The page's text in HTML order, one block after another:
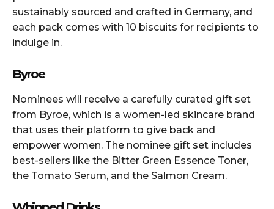
sustainably sourced and crafted in Germany, and
each pack comes with 10 biscuits for recipients to
indulge in.
Byroe
Nominees will receive a carefully curated gift set
from Byroe, which is a women-led skincare brand
that uses their platform to give back and
empower women. The nominee gift set includes
best-sellers like the Bitter Green Essence Toner,
the Tomato Serum, and the Salmon Cream.